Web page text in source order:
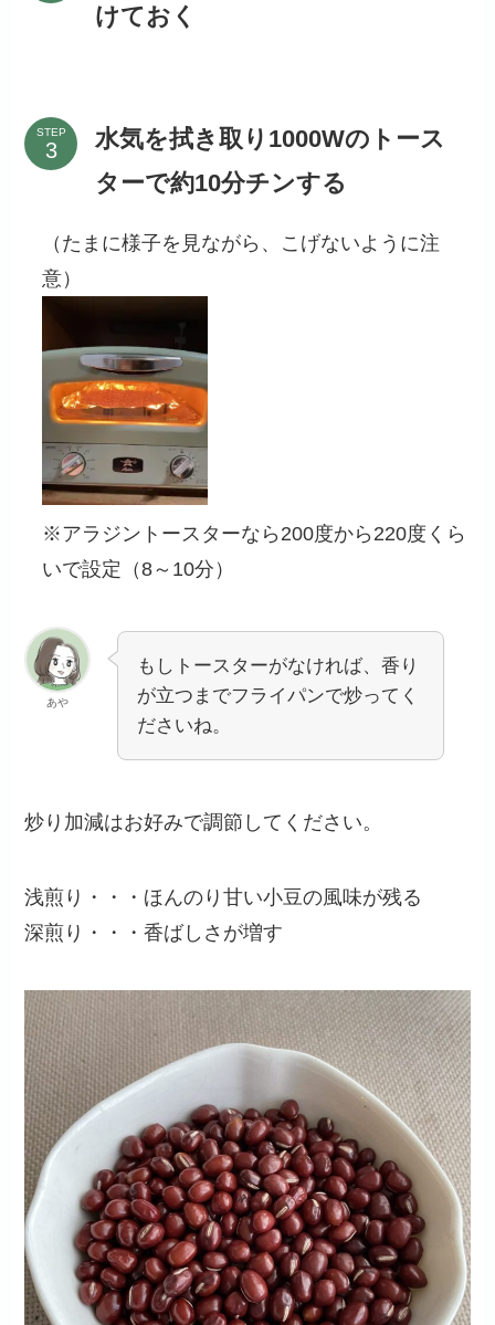
けておく
STEP
水気を拭き取り1000Wのトース
ターで約10分チンする
（たまに様子を見ながら、こげないように注
意）
※アラジントースターなら200度から220度くら
いで設定（8～10分）
あや
もしトースターがなければ、香り
が立つまでフライパンで炒ってく
ださいね。
炒り加減はお好みで調節してください。
浅煎り・・・ほんのり甘い小豆の風味が残る
深煎り・・・香ばしさが増す